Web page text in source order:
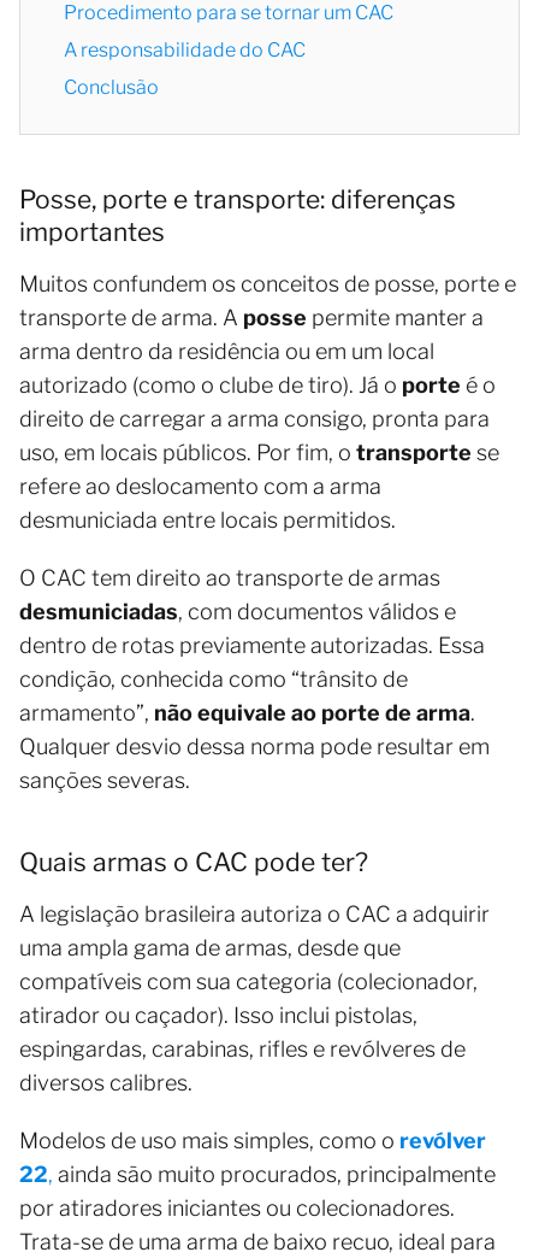
Procedimento para se tornar um CAC
A responsabilidade do CAC
Conclusão
Posse, porte e transporte: diferenças
importantes
Muitos confundem os conceitos de posse, porte e
transporte de arma. A posse permite manter a
arma dentro da residência ou em um local
autorizado (como o clube de tiro). Já o porte é o
direito de carregar a arma consigo, pronta para
uso, em locais públicos. Por fim, o transporte se
refere ao deslocamento com a arma
desmuniciada entre locais permitidos.
O CAC tem direito ao transporte de armas
desmuniciadas, com documentos válidos e
dentro de rotas previamente autorizadas. Essa
condição, conhecida como “trânsito de
armamento”, não equivale ao porte de arma.
Qualquer desvio dessa norma pode resultar em
sanções severas.
Quais armas o CAC pode ter?
A legislação brasileira autoriza o CAC a adquirir
uma ampla gama de armas, desde que
compatíveis com sua categoria (colecionador,
atirador ou caçador). Isso inclui pistolas,
espingardas, carabinas, rifles e revólveres de
diversos calibres.
Modelos de uso mais simples, como o revólver
22, ainda são muito procurados, principalmente
por atiradores iniciantes ou colecionadores.
Trata-se de uma arma de baixo recuo, ideal para